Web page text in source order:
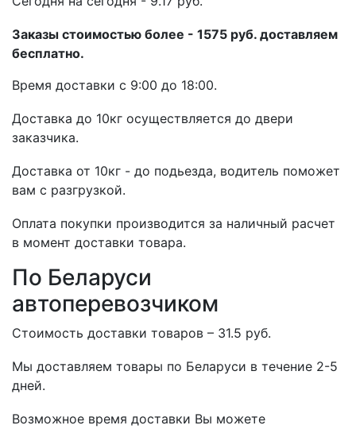
Заказы стоимостью более - 1575 руб. доставляем
бесплатно.
Время доставки с 9:00 до 18:00.
Доставка до 10кг осуществляется до двери
заказчика.
Доставка от 10кг - до подьезда, водитель поможет
вам с разгрузкой.
Оплата покупки производится за наличный расчет
в момент доставки товара.
По Беларуси
автоперевозчиком
Стоимость доставки товаров – 31.5 руб.
Мы доставляем товары по Беларуси в течение 2-5
дней.
Возможное время доставки Вы можете